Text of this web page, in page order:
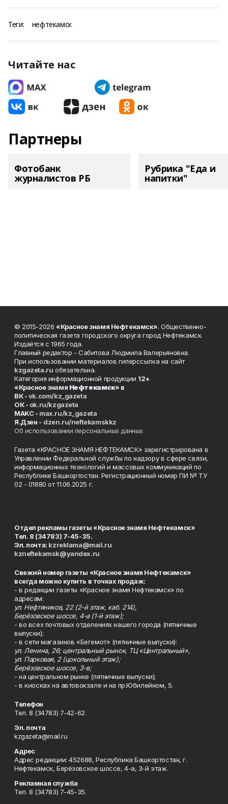
Теги: нефтекамск
Читайте нас
Партнеры
Фотобанк
журналистов РБ
Рубрика "Еда и
напитки"
© 2015-2026 «Красное знамя Нефтекамск». Общественно-
политическая газета городского округа город Нефтекамск.
Издаётся с 1965 года.
Главный редактор - Сабитова Людмила Валерьяновна.
При использовании материалов гиперссылка на сайт
kzgazeta.ru обязательна.
Категория информационной продукции 12+
«Красное знамя Нефтекамск» в
ВК -vk.com/kz_gazeta
ОК - ok.ru/kzgazeta
MAKC - max.ru/kz_gazeta
Я.Дзен - dzen.ru/neftekamskkz
Об использовании персональных данных
Газета «КРАСНОЕ ЗНАМЯ НЕФТЕКАМСК» зарегистрирована в
Управлении Федеральной службы по надзору в сфере связи,
информационных технологий и массовых коммуникаций по
Республике Башкортостан. Регистрационный номер ПИ № ТУ
02 - 01880 от 11.06.2025 г.
Отдел рекламы газеты «Красное знамя Нефтекамск»
Тел. 8 (34783) 7-45-35.
Эл. почта: kzreklama@mail.ru
kzneftekamsk@yandex.ru
Свежий номер газеты «Красное знамя Нефтекамск»
всегда можно купить в точках продаж:
- в редакции газеты «Красное знамя Нефтекамск» по
адресам:
ул. Нефтяников, 22 (2-й этаж, каб. 214),
Берёзовское шоссе, 4-а (1-й этаж);
- во всех почтовых отделениях нашего города (пятничные
выпуски);
- в сети магазинов «Бегемот» (пятничные выпуски):
ул. Ленина, 26; центральный рынок, ТЦ «Центральный»,
ул. Парковая, 2 (цокольный этаж);
Берёзовское шоссе, 3-в;
- на центральном рынке (пятничные выпуски);
- в киосках на автовокзале и на пр.Юбилейном, 5.
Телефон
Тел. 8 (34783) 7-42-62.
Эл. почта
kzgazeta@mail.ru
Адрес
Адрес редакции: 452688, Республика Башкортостан, г.
Нефтекамск, Берёзовское шоссе, 4-а, 3-й этаж.
Рекламная служба
Тел. 8 (34783) 7-45-35.